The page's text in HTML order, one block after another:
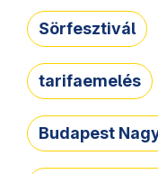
Sörfesztivál
tarifaemelés
Budapest